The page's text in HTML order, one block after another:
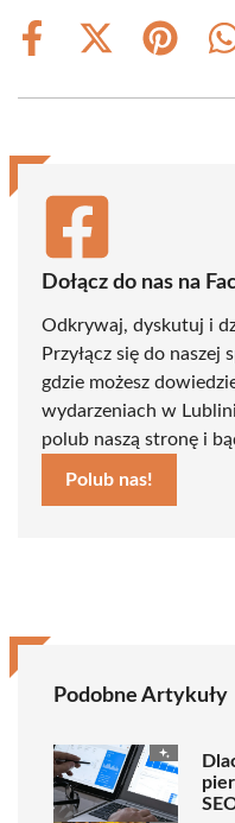
Share
Share
(Twitter)
Share
Dołącz do nas na
Odkrywaj, dyskutuj i
Przyłącz się do naszej
gdzie możesz
wydarzeniach w
polub naszą stronę i
Polub nas!
Podobne Artykuły